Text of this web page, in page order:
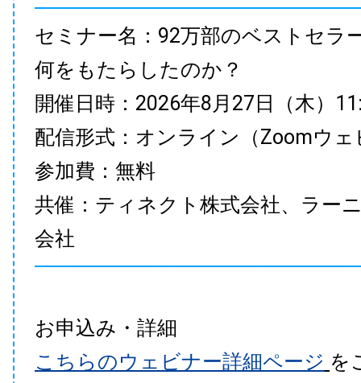
セミナー名：92万部のベストセラ
何をもたらしたのか？
開催日時：2026年8月27日（木）
配信形式：オンライン（Zoomウェ
参加費：無料
共催：ティネクト株式会社、ラー
会社
お申込み・詳細
こちらのウェビナー詳細ページ を